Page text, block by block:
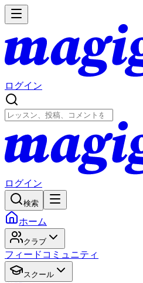
ログイン
ログイン
検索
ホーム
クラブ
フィード コミュニティ
スクール